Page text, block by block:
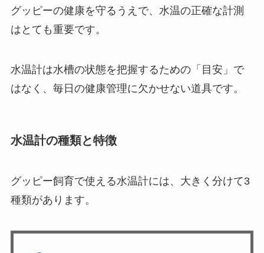
グッピーの健康を守るうえで、水温の正確な計測
はとても重要です。
水温計は水槽の状態を把握するための「目安」で
はなく、毎日の健康管理に欠かせない道具です。
水温計の種類と特徴
グッピー飼育で使える水温計には、大きく分けて3
種類があります。